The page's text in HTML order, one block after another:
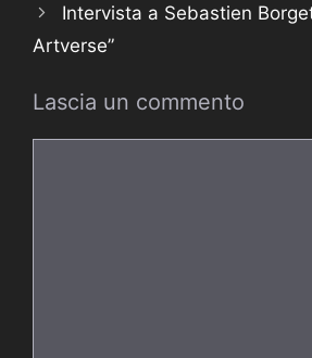
Intervista a Sebastien
Artverse”
Lascia un commento